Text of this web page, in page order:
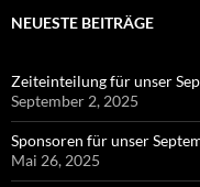
NEUESTE BEITRÄGE
Zeiteinteilung für unser
September 2, 2025
Sponsoren für unser
Mai 26, 2025